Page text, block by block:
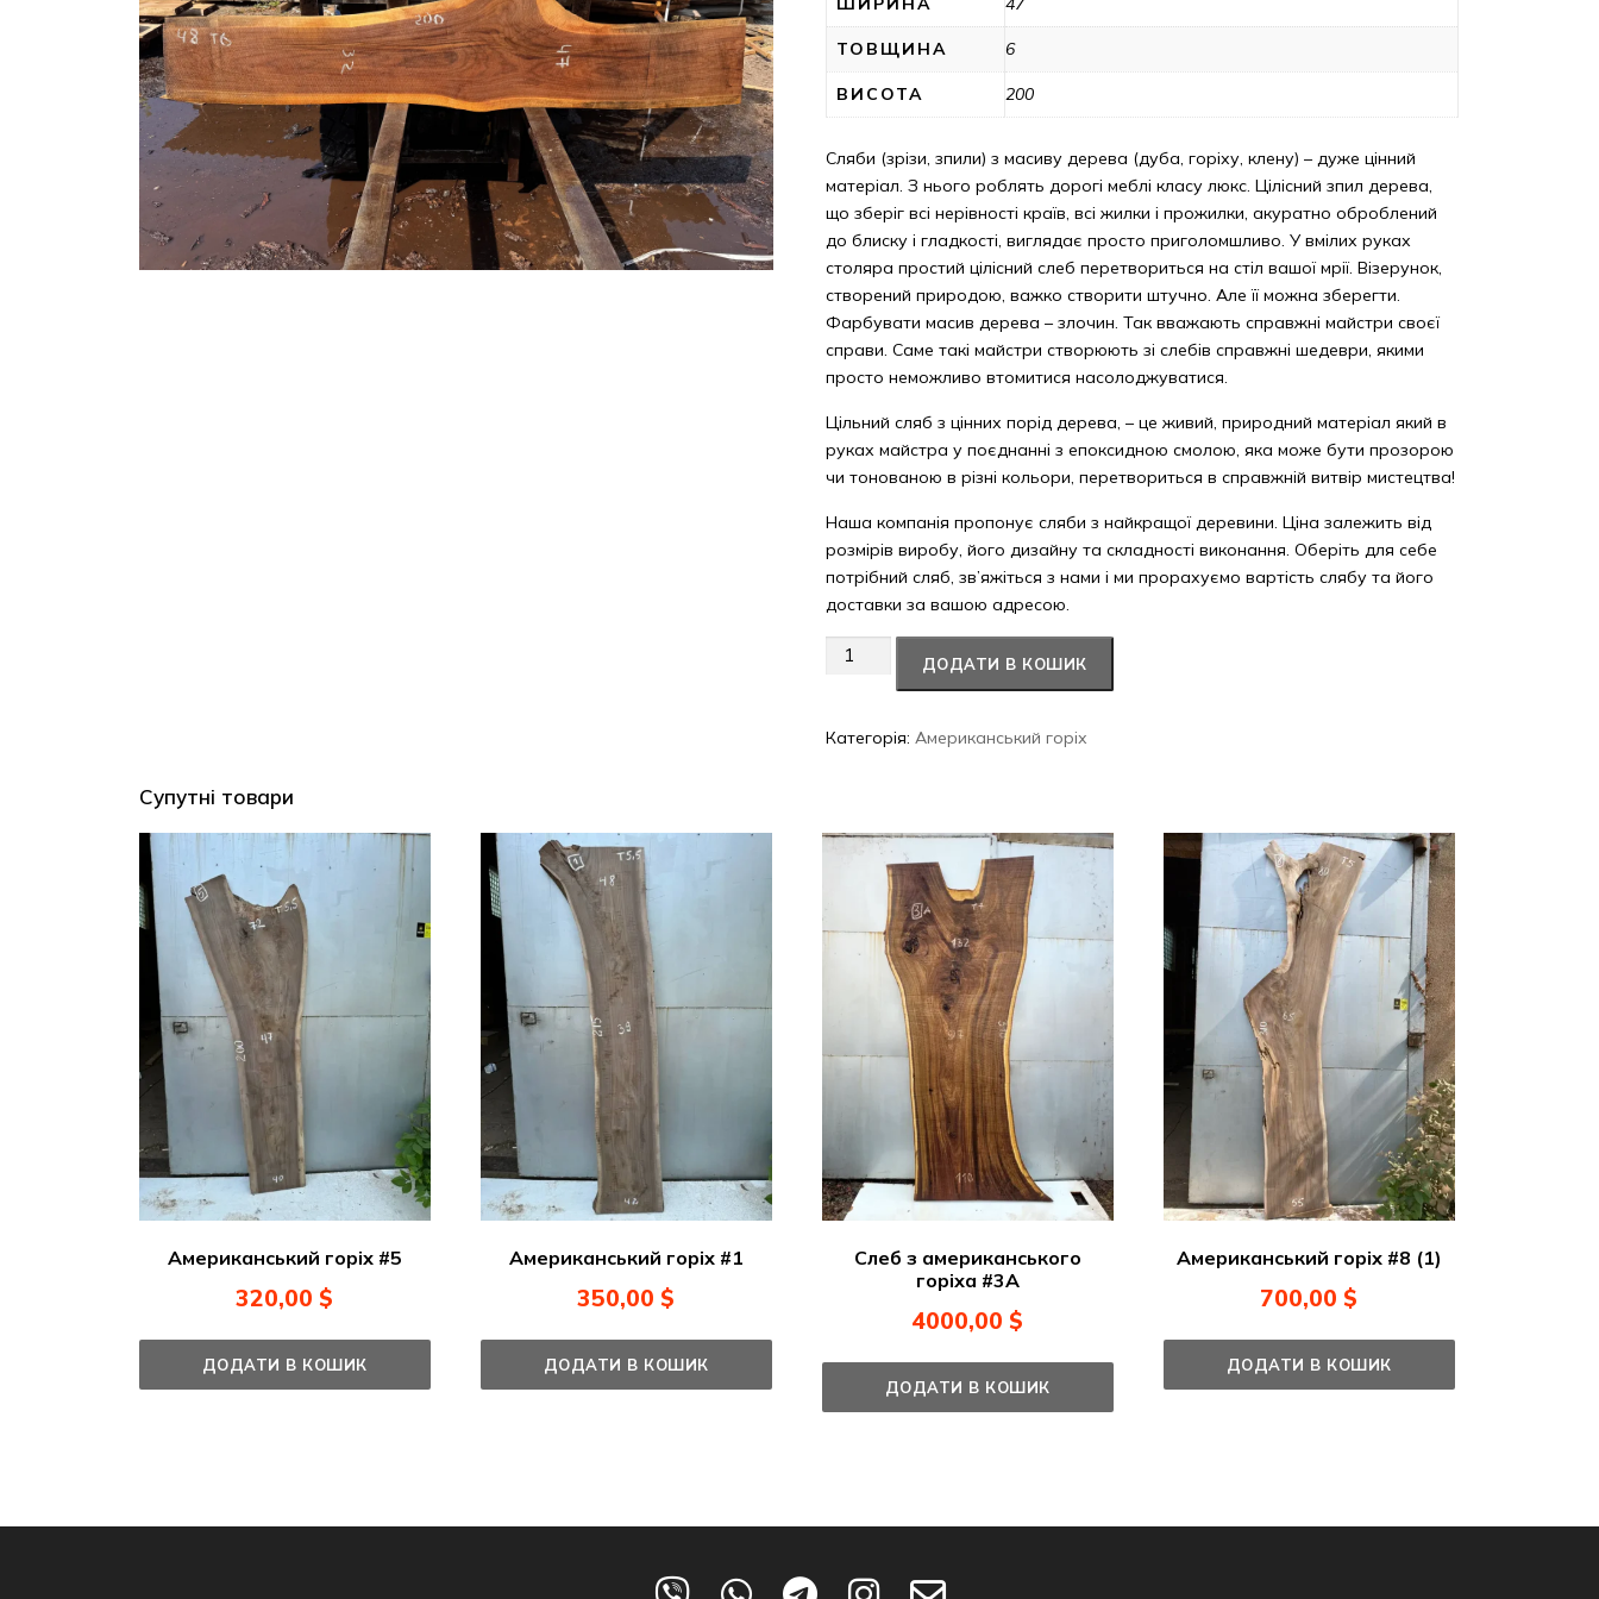
ТОВЩИНА 6
ВИСОТА 200
Сляби (зрізи, зпили) з масиву дерева (дуба, горіху, клену) – дуже цінний
матеріал. З нього роблять дорогі меблі класу люкс. Цілісний зпил дерева,
що зберіг всі нерівності країв, всі жилки і прожилки, акуратно оброблений
до блиску і гладкості, виглядає просто приголомшливо. У вмілих руках
столяра простий цілісний слеб перетвориться на стіл вашої мрії. Візерунок,
створений природою, важко створити штучно. Але її можна зберегти.
Фарбувати масив дерева – злочин. Так вважають справжні майстри своєї
справи. Саме такі майстри створюють зі слебів справжні шедеври, якими
просто неможливо втомитися насолоджуватися.
Цільний сляб з цінних порід дерева, – це живий, природний матеріал який в
руках майстра у поєднанні з епоксидною смолою, яка може бути прозорою
чи тонованою в різні кольори, перетвориться в справжній витвір мистецтва!
Наша компанія пропонує сляби з найкращої деревини. Ціна залежить від
розмірів виробу, його дизайну та складності виконання. Оберіть для себе
потрібний сляб, зв’яжіться з нами і ми прорахуємо вартість слябу та його
доставки за вашою адресою.
Американський
кількість
ДОДАТИ В КОШИК
Категорія:Американський горіх
Супутні товари
Американський горіх #5
320,00$
ДОДАТИ В КОШИК
Американський горіх #1
350,00$
ДОДАТИ В КОШИК
Слеб з американського
горіха #3А
4000,00$
ДОДАТИ В КОШИК
Американський горіх #8 (1)
700,00$
ДОДАТИ В КОШИК